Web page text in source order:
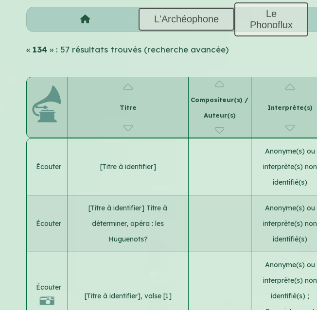
L'Archéophone
Le
Phonoflux
«134 » : 57 résultats trouvés (recherche avancée)
Titre
Compositeur(s) /
Auteur(s)
Interprète(s)
Écouter [Titre à identifier]
Anonyme(s) ou
interprète(s) non
identifié(s)
Écouter
[Titre à identifier] Titre à
déterminer, opéra : les
Huguenots?
Anonyme(s) ou
interprète(s) non
identifié(s)
Écouter
[Titre à identifier], valse [1]
Anonyme(s) ou
interprète(s) non
identifié(s) ;